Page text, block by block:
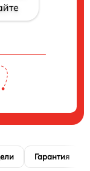
Гарантия